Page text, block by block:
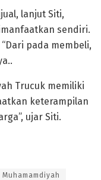
lanjut Siti,
sendiri.
pada membeli,
Trucuk memiliki
keterampilan
ujar Siti.
Muhamamdiyah